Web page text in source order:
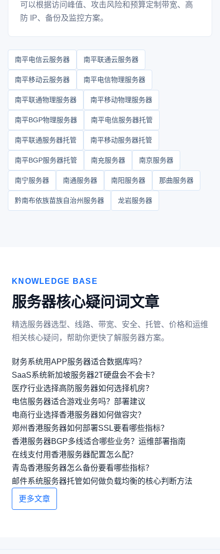
可以根据访问峰值、攻击风险和预算定制带宽、高
防 IP、备份及监控方案。
南平电信云服务器 南平联通云服务器
南平移动云服务器 南平电信物理服务器
南平联通物理服务器 南平移动物理服务器
南平BGP物理服务器 南平电信服务器托管
南平联通服务器托管 南平移动服务器托管
南平BGP服务器托管 南充服务器 南京服务器
南宁服务器 南通服务器 南阳服务器 那曲服务器
黔南布依族苗族自治州服务器 龙岩服务器
KNOWLEDGE BASE
服务器核心疑问词文章
精选服务器选型、线路、带宽、安全、托管、价格和运维
相关核心疑问，帮助你更快了解服务器方案。
财务系统用APP服务器适合数据库吗？
SaaS系统新加坡服务器2T硬盘会不会卡？
医疗行业选择高防服务器如何选择机房？
电信服务器适合游戏业务吗？部署建议
电商行业选择香港服务器如何做容灾？
郑州香港服务器如何部署SSL要看哪些指标？
香港服务器BGP多线适合哪些业务？运维部署指南
在线支付用香港服务器配置怎么配？
青岛香港服务器怎么备份要看哪些指标？
邮件系统服务器托管如何做负载均衡的核心判断方法
更多文章